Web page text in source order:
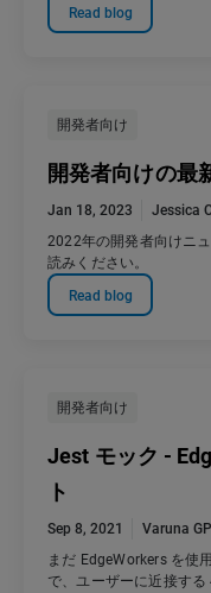
Read blog
開発者向け
開発者向けの最
Jan 18, 2023
Jessica
2022年の開発者向けニ
読みください。
Read blog
開発者向け
Jest モック -
ト
Sep 8, 2021
Varuna GP
まだ EdgeWorkers を使
で、ユーザーに近接す